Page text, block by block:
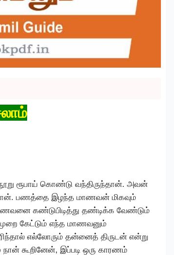
ரூபாய் கொண்டு வந்திருந்தான். அவன்
பணத்தை இழந்த மாணவன் மிகவும்
கண்டுபிடித்து தண்டிக்க வேண்டும்
கேட்டும் எந்த மாணவனும்
எல்லோரும் தன்னைத் திருடன் என்று
கூறினேன், இப்படி ஒரு காரணம்